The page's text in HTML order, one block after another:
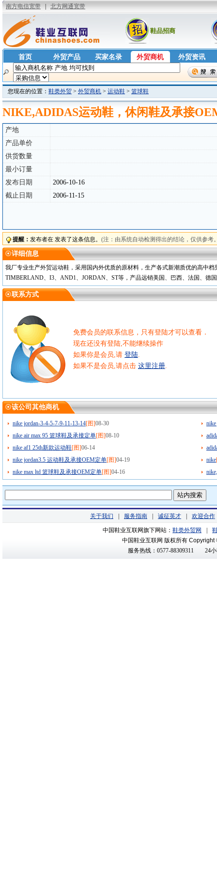
鞋品招商
首页 外贸产品 买家名录 外贸商机 外贸资讯
您现在的位置： 鞋类外贸 > 外贸商机 > 运动鞋 > 篮球鞋
NIKE,ADIDAS运动鞋，休闲鞋及承接
产地
产品单价
供货数量
最小订量
发布日期
2006-10-16
截止日期
2006-11-15
提醒： 发布者在 发表了这条信息。 (注：由系统自动检测得出的结论，仅供参考
详细信息
我厂专业生产外贸运动鞋，采用国内外优质的原材料，生产各式新潮质优的高中
TIMBERLAND、I3、AND1、JORDAN、ST等，产品远销美国、巴西、法国、德
联系方式
免费会员的联系信息，只有登陆才可以查看．
现在还没有登陆,不能继续操作
如果你是会员,请 登陆.
如果不是会员,请点击 这里注册.
该公司其他商机
nike jordan-3-4-5-7-9-11-13-14[图]08-30
nike air max 95 篮球鞋及承接定单[图]08-10
nike af1 25th新款运动鞋[图]06-14
nike jordan3.5 运动鞋及承接OEM定单[图]04-19 nike
nike max ltd 篮球鞋及承接OEM定单[图]04-16
关于我们 服务指南 诚征英才 欢迎合作
中国鞋业互联网旗下网站： 鞋类外贸网
中国鞋业互联网 版权所有 Copyright
服务热线：0577-88309311
24